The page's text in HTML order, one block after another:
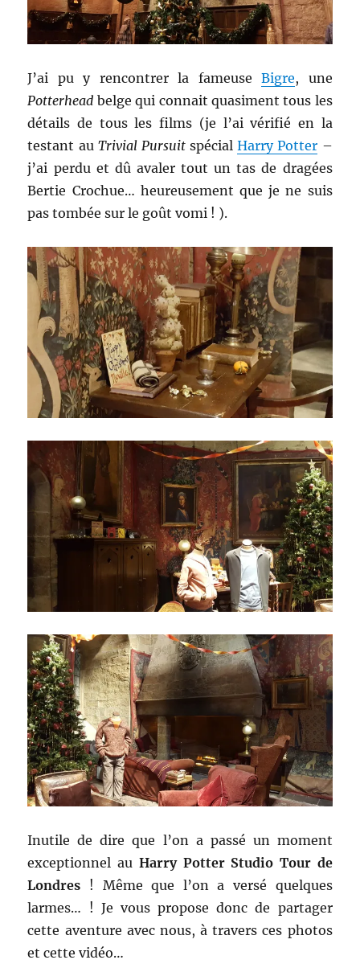
J’ai pu y rencontrer la fameuseBigre, une
Potterhead belge qui connait quasiment tous les
détails de tous les films (je l’ai vérifié en la
testant au Trivial PursuitspécialHarry Potter –
j’ai perdu et dû avaler tout un tas de dragées
Bertie Crochue… heureusement que je ne suis
pas tombée sur le goût vomi ! ).
Inutile de dire que l’on a passé un moment
exceptionnel au Harry Potter Studio Tour de
Londres ! Même que l’on a versé quelques
larmes… ! Je vous propose donc de partager
cette aventure avec nous, à travers ces photos
et cette vidéo…